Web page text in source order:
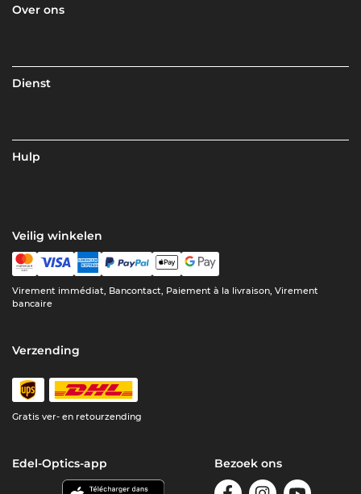
Over ons
Dienst
Hulp
Veilig winkelen
Virement immédiat, Bancontact, Paiement à la livraison, Virement
bancaire
Verzending
Gratis ver- en retourzending
Edel-Optics-app Bezoek ons